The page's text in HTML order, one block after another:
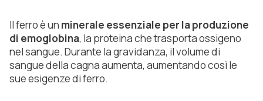
Il ferro è un minerale essenziale per la produzione
di emoglobina, la proteina che trasporta ossigeno
nel sangue. Durante la gravidanza, il volume di
sangue della cagna aumenta, aumentando così le
sue esigenze di ferro.